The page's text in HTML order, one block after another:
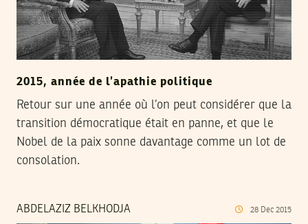
2015, année de l’apathie politique
Retour sur une année où l’on peut considérer que la
transition démocratique était en panne, et que le
Nobel de la paix sonne davantage comme un lot de
consolation.
ABDELAZIZ BELKHODJA 28 Dec 2015